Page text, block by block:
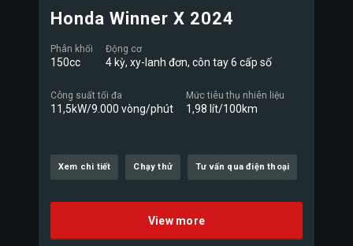
Honda Winner X 2024
Phân khối
150cc
Động cơ
4 kỳ, xy-lanh đơn, côn tay 6 cấp số
Công suất tối đa
11,5kW/9.000 vòng/phút
Mức tiêu thụ nhiên liệu
1,98 lít/100km
Xem chi tiết Chạy thử Tư vấn qua điện thoại
View more